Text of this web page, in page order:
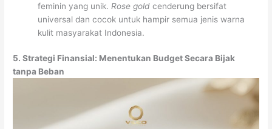
feminin yang unik. Rose gold cenderung bersifat
universal dan cocok untuk hampir semua jenis warna
kulit masyarakat Indonesia.
5. Strategi Finansial: Menentukan Budget Secara Bijak
tanpa Beban